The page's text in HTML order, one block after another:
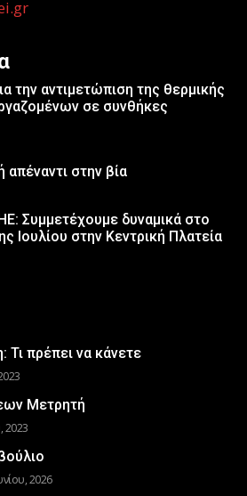
την αντιμετώπιση της θερμικής
σε συνθήκες
στην βία
Συμμετέχουμε δυναμικά στο
Ιουλίου στην Κεντρική Πλατεία
Τι πρέπει να κάνετε
Μετρητή
2023
2026